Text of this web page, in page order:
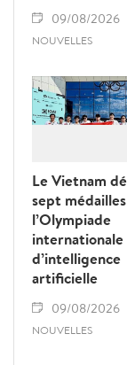
09/08/2026
NOUVELLES
Le Vietnam
sept
l’Olympiade
internationale
d’intelligence
artificielle
09/08/2026
NOUVELLES